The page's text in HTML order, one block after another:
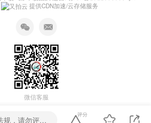
提供CDN加速/云存储服务
微信客服
请遵守相关法律法规，请勿评论纯表情、纯数字、乱码文字、联系方式等。否则关小黑屋
评分